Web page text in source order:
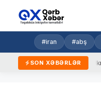
#iran #abş
SON XƏBƏRLƏR
qaydalar Ukrayna